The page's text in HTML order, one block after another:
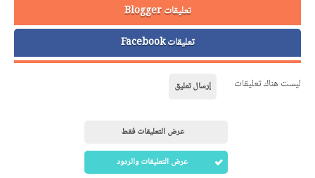
تعليقات Blogger
تعليقات Facebook
ليست هناك تعليقات إرسال تعليق
عرض التعليقات فقط
عرض التعليقات والردود